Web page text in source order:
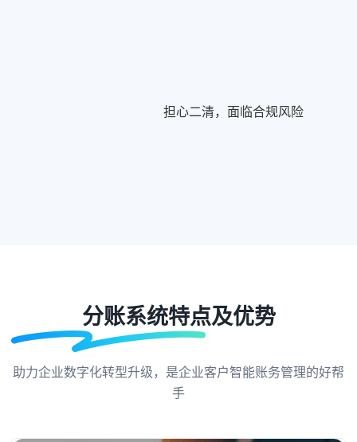
担心二清，面临合规风险
分账系统特点及优势
助力企业数字化转型升级，是企业客户智能账务管理的好帮
手